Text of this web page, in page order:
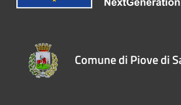
Comune di Piove di